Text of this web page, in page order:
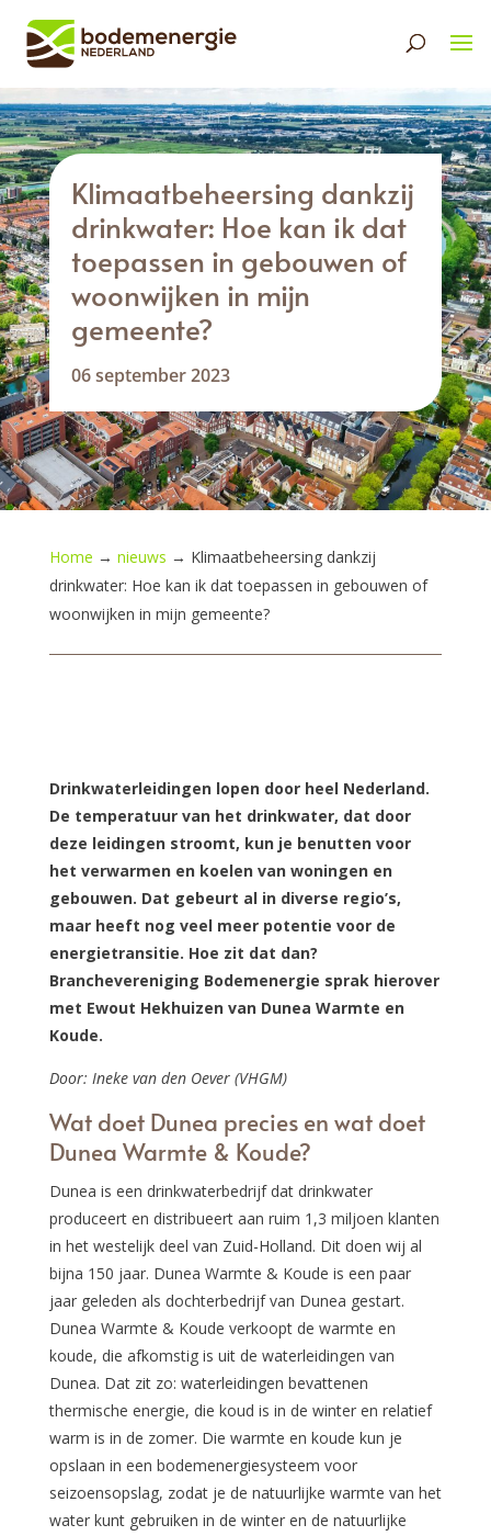
Klimaatbeheersing dankzij
drinkwater: Hoe kan ik dat
toepassen in gebouwen of
woonwijken in mijn
gemeente?
06 september 2023
Home → nieuws → Klimaatbeheersing dankzij
drinkwater: Hoe kan ik dat toepassen in gebouwen of
woonwijken in mijn gemeente?
Drinkwaterleidingen lopen door heel Nederland.
De temperatuur van het drinkwater, dat door
deze leidingen stroomt, kun je benutten voor
het verwarmen en koelen van woningen en
gebouwen. Dat gebeurt al in diverse regio’s,
maar heeft nog veel meer potentie voor de
energietransitie. Hoe zit dat dan?
Branchevereniging Bodemenergie sprak hierover
met Ewout Hekhuizen van Dunea Warmte en
Koude.
Door: Ineke van den Oever (VHGM)
Wat doet Dunea precies en wat doet
Dunea Warmte & Koude?
Dunea is een drinkwaterbedrijf dat drinkwater
produceert en distribueert aan ruim 1,3 miljoen klanten
in het westelijk deel van Zuid-Holland. Dit doen wij al
bijna 150 jaar. Dunea Warmte & Koude is een paar
jaar geleden als dochterbedrijf van Dunea gestart.
Dunea Warmte & Koude verkoopt de warmte en
koude, die afkomstig is uit de waterleidingen van
Dunea. Dat zit zo: waterleidingen bevattenen
thermische energie, die koud is in de winter en relatief
warm is in de zomer. Die warmte en koude kun je
opslaan in een bodemenergiesysteem voor
seizoensopslag, zodat je de natuurlijke warmte van het
water kunt gebruiken in de winter en de natuurlijke